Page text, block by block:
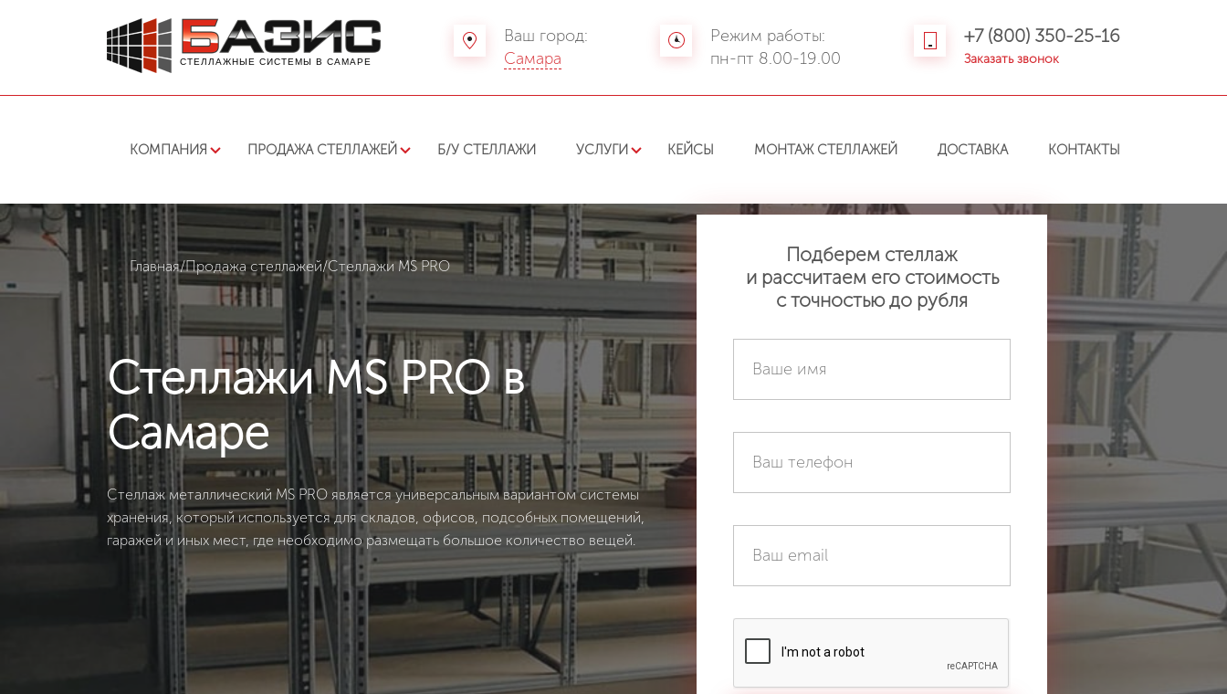
СТЕЛЛАЖНЫЕ СИСТЕМЫ В САМАРЕ
Ваш город:
Самара
Режим работы:
пн-пт 8.00-19.00
+7 (800) 350-25-16
Заказать звонок
КОМПАНИЯ ПРОДАЖА СТЕЛЛАЖЕЙ Б/У СТЕЛЛАЖИ УСЛУГИ КЕЙСЫ МОНТАЖ СТЕЛЛАЖЕЙ ДОСТАВКА КОНТАКТЫ
Главная/Продажа стеллажей/Стеллажи MS PRO
Стеллажи MS PRO в
Самаре
Стеллаж металлический MS PRO является универсальным вариантом системы
хранения, который используется для складов, офисов, подсобных помещений,
гаражей и иных мест, где необходимо размещать большое количество вещей.
Подберем стеллаж
и рассчитаем его стоимость
с точностью до рубля